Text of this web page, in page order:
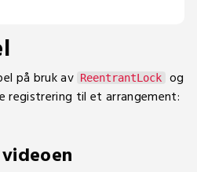
på bruk av ReentrantLock og
registrering til et arrangement: